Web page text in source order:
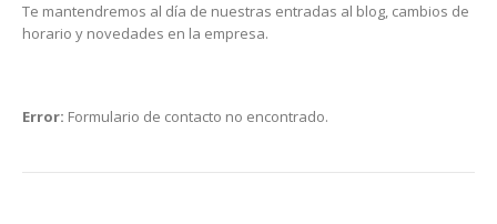
Te mantendremos al día de nuestras entradas al blog, cambios de
horario y novedades en la empresa.
Error: Formulario de contacto no encontrado.